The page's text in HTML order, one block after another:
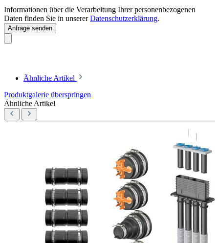
Informationen über die Verarbeitung Ihrer personenbezogenen
Daten finden Sie in unsererDatenschutzerklärung.
Anfrage senden
Ähnliche Artikel
Produktgalerie überspringen
Ähnliche Artikel